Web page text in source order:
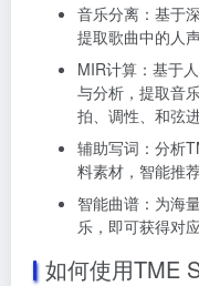
音乐分离：基于
提取歌曲中的人
MIR计算：基于
与分析，提取音
拍、调性、和弦
辅助写词：分析
料素材，智能推
智能曲谱：为海
乐，即可获得对应
如何使用TME